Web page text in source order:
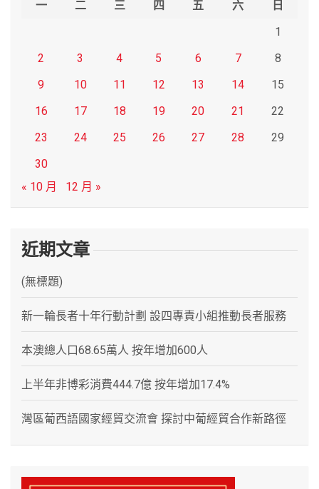
一 二 三 四 五 六
日
1
2
3 4 5 6 7
8
9
10 11 12 13 14
15
16
17 18 19 20 21
22
23
24 25 26 27 28
29
30
« 10 月
12 月 »
近期文章
(無標題)
新一輪長者十年行動計劃 設四專責小組推動長者服務
本澳總人口68.65萬人 按年增加600人
上半年非博彩消費444.7億 按年增加17.4%
灣區葡西語國家經貿交流會 探討中葡經貿合作新路徑